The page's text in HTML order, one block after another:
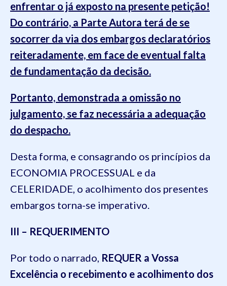
enfrentar o já exposto na presente petição!
Do contrário, a Parte Autora terá de se
socorrer da via dos embargos declaratórios
reiteradamente, em face de eventual falta
de fundamentação da decisão.
Portanto, demonstrada a omissão no
julgamento, se faz necessária a adequação
do despacho.
Desta forma, e consagrando os princípios da
ECONOMIA PROCESSUAL e da
CELERIDADE, o acolhimento dos presentes
embargos torna-se imperativo.
III – REQUERIMENTO
Por todo o narrado, REQUER a Vossa
Excelência o recebimento e acolhimento dos